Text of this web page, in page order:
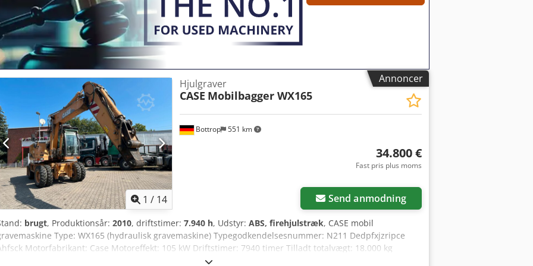
Gerrit Haverhoek for yderligere information.
Annoncer
1 / 14
Bottrop 551 km
Hjulgraver
CASE Mobilbagger WX165
34.800 €
Fast pris plus moms
Send anmodning
brugt, Produktionsår: 2010, driftstimer: 7.940 h, Udstyr: ABS, firehjulstræk, CASE mobil
Type: WX165 (hydraulisk gravemaskine) Typegodkendelsesnummer: N211 Dedpfxjzripce
Motorfabrikant: Case Motoreffekt: 105 kW Driftstimer: 7940 timer Tilladt totalvægt: 18.000 kg
Transportlængde: 8,19 m Transportbredde: 1,91 m Transporthøjde: 2,89 m Farve: Gul - Joystick-styring -